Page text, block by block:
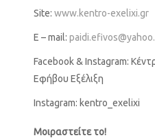
Site: www.kentro-exelixi.gr
E – mail:
Facebook & Instagram:
Εφήβου Εξέλιξη
Instagram: kentro_exelixi
Μοιραστείτε το!